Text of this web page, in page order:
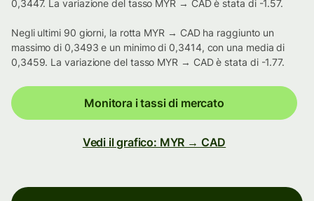
0,3447. La variazione del tasso MYR → CAD è stata di -1.57.
Negli ultimi 90 giorni, la rotta MYR → CAD ha raggiunto un
massimo di 0,3493 e un minimo di 0,3414, con una media di
0,3459. La variazione del tasso MYR → CAD è stata di -1.77.
Monitora i tassi di mercato
Vedi il grafico: MYR → CAD